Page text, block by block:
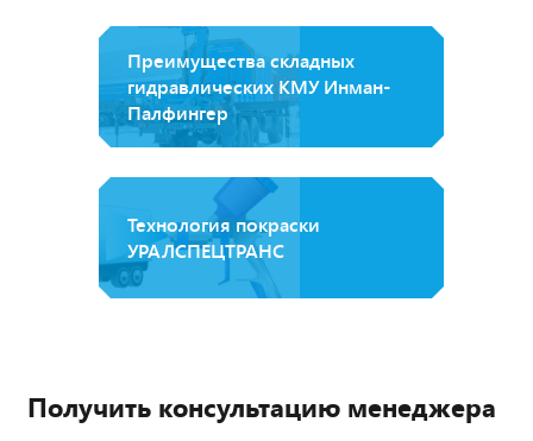
Преимущества складных
гидравлических КМУ Инман-
Палфингер
Технология покраски
УРАЛСПЕЦТРАНС
Получить консультацию менеджера